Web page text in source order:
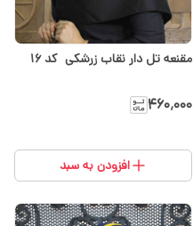
مقنعه تل دار نقاب زرشکی کد 16
۴۶۰٬۰۰۰
افزودن به سبد